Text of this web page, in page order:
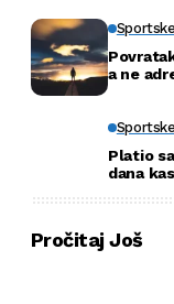
a ne
Platio
dana
Pročitaj Još